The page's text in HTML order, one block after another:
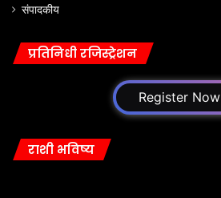
संपादकीय
प्रतिनिधी रजिस्ट्रेशन
Register Now
राशी भविष्य